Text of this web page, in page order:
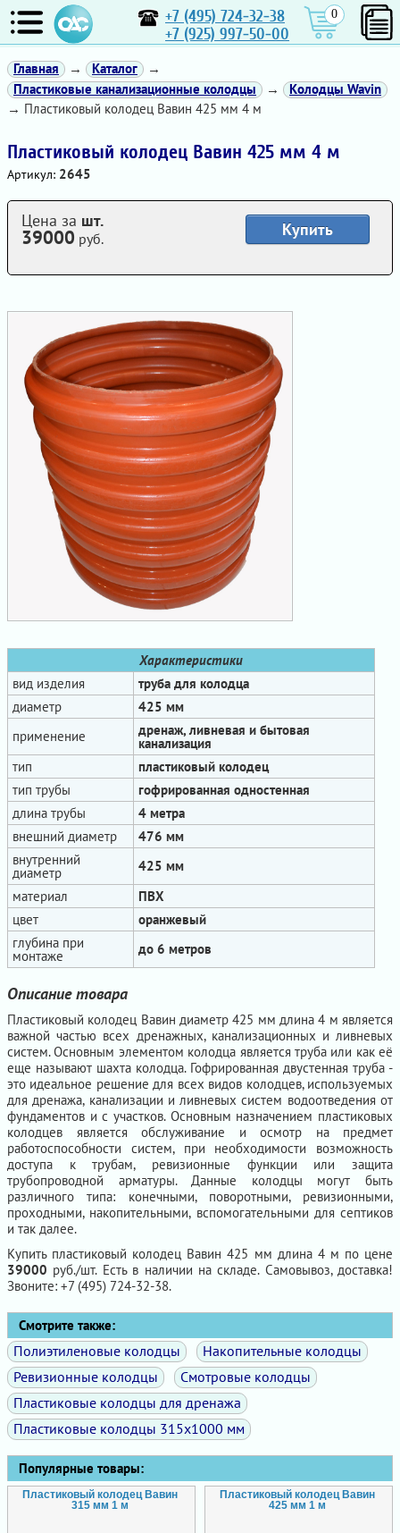
+7 (495) 724-32-38
+7 (925) 997-50-00
0
Главная → Каталог
→
Пластиковые канализационные колодцы
→
Колодцы Wavin
→ Пластиковый колодец Вавин 425 мм 4 м
Пластиковый колодец Вавин 425 мм 4 м
Артикул: 2645
Характеристики
вид изделия
труба для колодца
диаметр
425 мм
применение
дренаж, ливневая и бытовая
канализация
тип
пластиковый колодец
тип трубы
гофрированная одностенная
длина трубы
4 метра
внешний диаметр
476 мм
внутренний
диаметр
425 мм
материал
ПВХ
цвет
оранжевый
глубина при
монтаже до 6 метров
Купить
Цена за шт.
39000 руб.
Описание товара
Пластиковый колодец Вавин диаметр 425 мм длина 4 м является
важной частью всех дренажных, канализационных и ливневых
систем. Основным элементом колодца является труба или как её
еще называют шахта колодца. Гофрированная двустенная труба -
это идеальное решение для всех видов колодцев, используемых
для дренажа, канализации и ливневых систем водоотведения от
фундаментов и с участков. Основным назначением пластиковых
колодцев является обслуживание и осмотр на предмет
работоспособности систем, при необходимости возможность
доступа к трубам, ревизионные функции или защита
трубопроводной арматуры. Данные колодцы могут быть
различного типа: конечными, поворотными, ревизионными,
проходными, накопительными, вспомогательными для септиков
и так далее.
Купить пластиковый колодец Вавин 425 мм длина 4 м по цене
39000 руб./шт. Есть в наличии на складе. Самовывоз, доставка!
Звоните: +7 (495) 724-32-38.
Смотрите также:
Полиэтиленовые колодцы
Накопительные колодцы
Ревизионные колодцы
Смотровые колодцы
Пластиковые колодцы для дренажа
Пластиковые колодцы 315х1000 мм
Популярные товары:
Пластиковый колодец Вавин
315 мм 1 м
Пластиковый колодец Вавин
425 мм 1 м